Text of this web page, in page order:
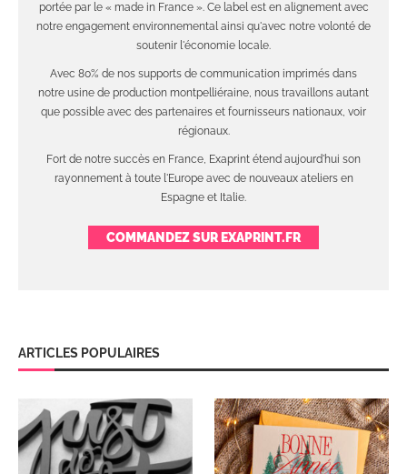
portée par le « made in France ». Ce label est en alignement avec
notre engagement environnemental ainsi qu'avec notre volonté de
soutenir l'économie locale.
Avec 80% de nos supports de communication imprimés dans
notre usine de production montpelliéraine, nous travaillons autant
que possible avec des partenaires et fournisseurs nationaux, voir
régionaux.
Fort de notre succès en France, Exaprint étend aujourd'hui son
rayonnement à toute l'Europe avec de nouveaux ateliers en
Espagne et Italie.
COMMANDEZ SUR EXAPRINT.FR
ARTICLES POPULAIRES